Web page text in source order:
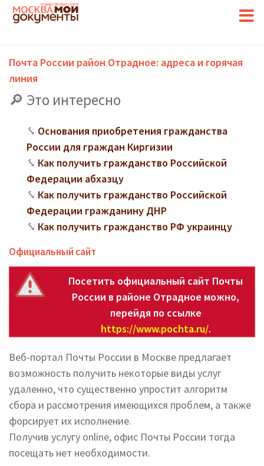
Почта России район Отрадное: адреса и горячая
линия
Это интересно
Основания приобретения гражданства
России для граждан Киргизии
Как получить гражданство Российской
Федерации абхазцу
Как получить гражданство Российской
Федерации гражданину ДНР
Как получить гражданство РФ украинцу
Официальный сайт
Посетить официальный сайт Почты
России в районе Отрадное можно,
перейдя по ссылке
https://www.pochta.ru/.
Веб-портал Почты России в Москве предлагает
возможность получить некоторые виды услуг
удаленно, что существенно упростит алгоритм
сбора и рассмотрения имеющихся проблем, а также
форсирует их исполнение.
Получив услугу online, офис Почты России тогда
посещать нет необходимости.